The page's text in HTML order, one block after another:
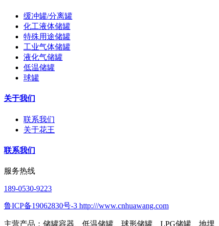
缓冲罐/分离罐
化工液体储罐
特殊用途储罐
工业气体储罐
液化气储罐
低温储罐
球罐
关于我们
联系我们
关于花王
联系我们
服务热线
189-0530-9223
鲁ICP备19062830号-3 http:///www.cnhuawang.com
主营产品：储罐容器、低温储罐、球形储罐、LPG储罐、地埋